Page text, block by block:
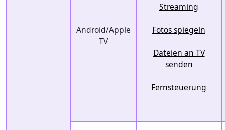
Android/Apple
TV
Streaming
Fotos spiegeln
Dateien an TV
senden
Fernsteuerung